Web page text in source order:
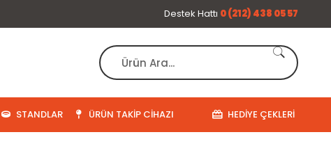
Destek Hattı 0 (212) 438 05 57
HEDIYE ÇEKLERI
STANDLAR ÜRÜN TAKIP CIHAZI